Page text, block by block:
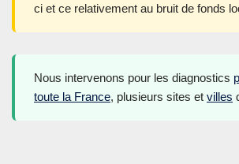
ci et ce relativement au bruit de fonds
Nous intervenons pour les diagnostics
toute la France, plusieurs sites et villes